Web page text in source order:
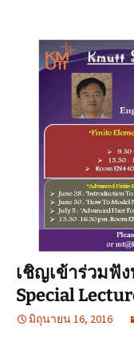
เชิญเข้าร่วมฟัง
Special
มิถุนายน 16, 2016